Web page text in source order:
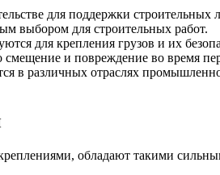
для поддержки
выбором для строительных работ.
для крепления грузов и их
и повреждение во время
различных отраслях
обладают такими